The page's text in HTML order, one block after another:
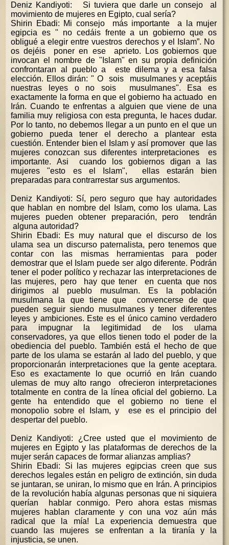
Deniz Kandiyoti: Si tuviera que darle un consejo al
movimiento de mujeres en Egipto, cual sería?
Shirin Ebadi: Mi consejo más importante a la mujer
egipcia es " no cedáis frente a un gobierno que os
obligué a elegir entre vuestros derechos y el Islam”. No
os dejéis poner en ese aprieto. Los gobiernos que
invocan el nombre de "Islam" en su propia definición
confrontaran al pueblo a este dilema y a esa falsa
elección. Ellos dirán: " O sois musulmanes y aceptáis
nuestras leyes o no sois musulmanes". Esa es
exactamente la forma en que el gobierno ha actuado en
Irán. Cuando te enfrentas a alguien que viene de una
familia muy religiosa con esta pregunta, le haces dudar.
Por lo tanto, no debemos llegar a un punto en el que un
gobierno pueda tener el derecho a plantear esta
cuestión. Entender bien el Islam y así promover que las
mujeres conozcan sus diferentes interpretaciones es
importante. Asi cuando los gobiernos digan a las
mujeres "esto es el Islam", ellas estarán bien
preparadas para contrarrestar sus argumentos.
Deniz Kandiyoti: Sí, pero seguro que hay autoridades
que hablan en nombre del Islam, como los ulama. Las
mujeres pueden obtener preparación, pero tendrán
alguna autoridad?
Shirin Ebadi: Es muy natural que el discurso de los
ulama sea un discurso paternalista, pero tenemos que
contar con las mismas herramientas para poder
demostrar que el Islam puede ser algo diferente. Podrán
tener el poder político y rechazar las interpretaciones de
las mujeres, pero hay que tener en cuenta que nos
dirigimos al pueblo musulman. Es la población
musulmana la que tiene que convencerse de que
pueden seguir siendo musulmanes y tener diferentes
leyes y ambiciones. Este es el único camino verdadero
para impugnar la legitimidad de los ulama
conservadores, ya que ellos tienen todo el poder de la
obediencia del pueblo. También está el hecho de que
parte de los ulama se estarán al lado del pueblo, y que
proporcionarán interpretaciones que la gente aceptara.
Eso es exactamente lo que ocurrió en Irán cuando
ulemas de muy alto rango ofrecieron interpretaciones
totalmente en contra de la línea oficial del gobierno. La
gente ha entendido que el gobierno no tiene el
monopolio sobre el Islam, y ese es el principio del
despertar del pueblo.
Deniz Kandiyoti: ¿Cree usted que el movimiento de
mujeres en Egipto y las plataformas de derechos de la
mujer serán capaces de formar alianzas amplias?
Shirin Ebadi: Si las mujeres egipcias creen que sus
derechos legales están en peligro de extinción, sin duda
se juntaran, se uniran, lo mismo que en Irán. A principios
de la revolución había algunas personas que ni siquiera
querían hablar conmigo. Pero ahora estas mismas
mujeres hablan claramente y con una voz aún más
radical que la mía! La experiencia demuestra que
cuando las mujeres se enfrentan a la tiranía y la
injusticia, se unen.